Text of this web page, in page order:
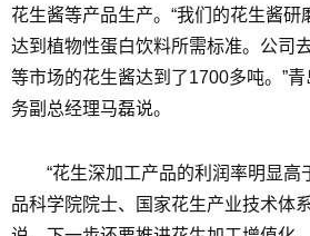
花生酱等产品生产。“我们的花生酱研
达到植物性蛋白饮料所需标准。公司
等市场的花生酱达到了1700多吨。”
务副总经理马磊说。
“花生深加工产品的利润率明显高
品科学院院士、国家花生产业技术体